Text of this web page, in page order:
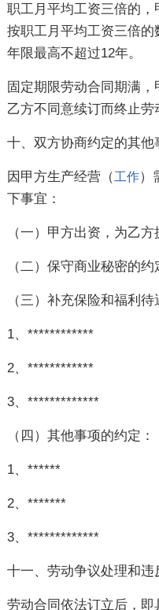
职工月平均工资三倍的
按职工月平均工资三倍
年限最高不超过12年。
固定期限劳动合同期满，
乙方不同意续订而终止劳
十、双方协商约定的其他
因甲方生产经营（工作）
下事宜：
（一）甲方出资，为乙
（二）保守商业秘密的约
（三）补充保险和福利待
1、************
2、************
3、*************
（四）其他事项的约定：
1、******
2、*******
3、*************
十一、劳动争议处理和
劳动合同依法订立后，